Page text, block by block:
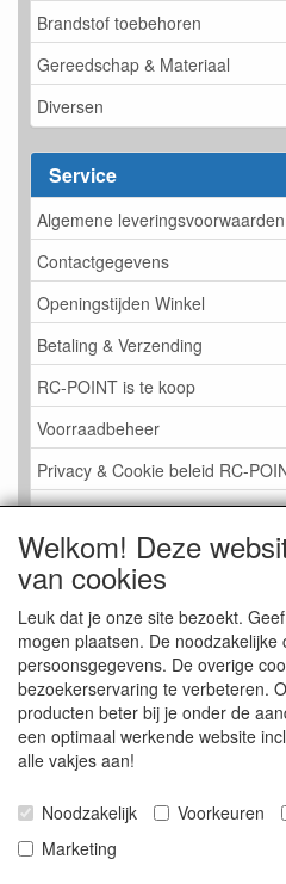
Brandstof toebehoren
Gereedschap & Materiaal
Diversen
Service
Algemene
Contactgegevens
Openingstijden Winkel
Betaling & Verzending
RC-POINT is te koop
Voorraadbeheer
Privacy & Cookie beleid RC-
LINK PAGINA
Gastenboek RC-POINT
Kijkje in de Winkel
Welkom! Deze
van cookies
Leuk dat je onze site bezoekt.
mogen plaatsen. De
persoonsgegevens. De overige
bezoekerservaring te verbeteren.
producten beter bij je onder de
een optimaal werkende website
alle vakjes aan!
Noodzakelijk Voorkeuren
Marketing